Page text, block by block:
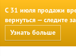
С 31 июля продажи
вернуться — следите
Узнать больше